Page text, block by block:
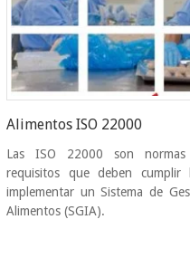
Alimentos ISO 22000
Las ISO 22000 son
requisitos que deben cumplir
implementar un Sistema de
Alimentos (SGIA).